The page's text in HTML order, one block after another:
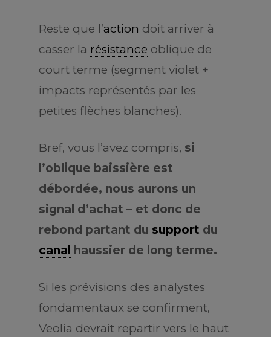
Reste que l’action doit arriver à
casser la résistance oblique de
court terme (segment violet +
impacts représentés par les
petites flèches blanches).
Bref, vous l’avez compris, si
l’oblique baissière est
débordée, nous aurons un
signal d’achat – et donc de
rebond partant du support du
canal
haussier de long terme.
Si les prévisions des analystes
fondamentaux se confirment,
Veolia devrait repartir vers le haut